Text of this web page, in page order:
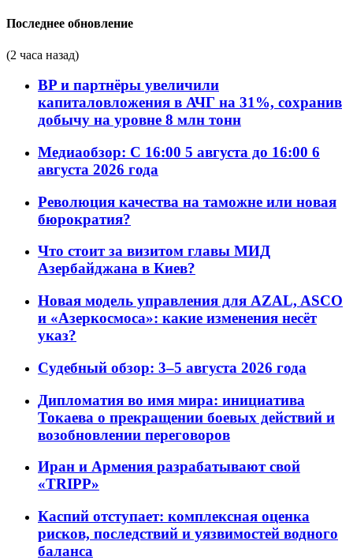
Последнее обновление
(2 часа назад)
BP и партнёры увеличили
капиталовложения в АЧГ на 31%, сохранив
добычу на уровне 8 млн тонн
Медиаобзор: С 16:00 5 августа до 16:00 6
августа 2026 года
Революция качества на таможне или новая
бюрократия?
Что стоит за визитом главы МИД
Азербайджана в Киев?
Новая модель управления для AZAL, ASCO
и «Азеркосмоса»: какие изменения несёт
указ?
Судебный обзор: 3–5 августа 2026 года
Дипломатия во имя мира: инициатива
Токаева о прекращении боевых действий и
возобновлении переговоров
Иран и Армения разрабатывают свой
«TRIPP»
Каспий отступает: комплексная оценка
рисков, последствий и уязвимостей водного
баланса